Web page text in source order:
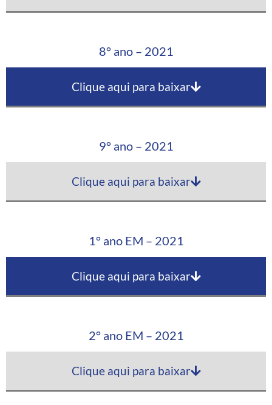
8° ano – 2021
Clique aqui para baixar
9° ano – 2021
Clique aqui para baixar
1° ano EM – 2021
Clique aqui para baixar
2° ano EM – 2021
Clique aqui para baixar